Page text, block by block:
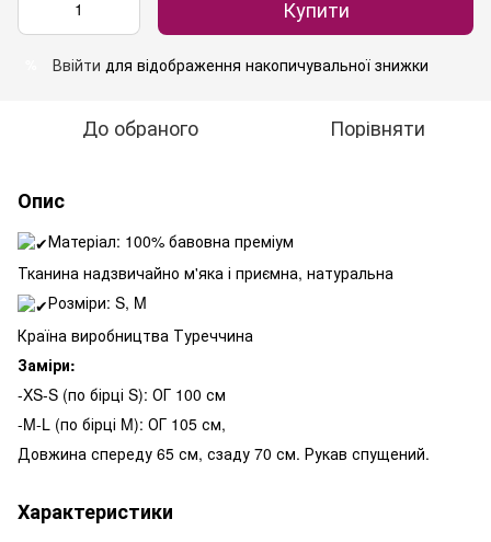
Купити
Ввійти для відображення накопичувальної знижки
До обраного Порівняти
Опис
Матеріал: 100% бавовна преміум
Тканина надзвичайно м'яка і приємна, натуральна
Розміри: S, M
Країна виробництва Туреччина
Заміри:
-XS-S (по бірці S): ОГ 100 см
-M-L (по бірці M): ОГ 105 см,
Довжина спереду 65 см, сзаду 70 см. Рукав спущений.
Характеристики